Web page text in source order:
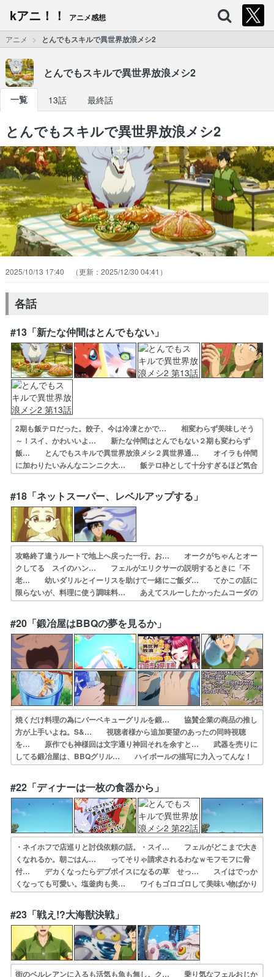
kアニ！！ アニメ感想
アニメ とんでもスキルで異世界放浪メシ2
とんでもスキルで異世界放浪メシ2
一覧 13話 最終話
とんでもスキルで異世界放浪メシ2
2025/10/13 17:40 2025/12/30 04:41
各話
#13「新たな仲間はとんでもない」
2期も飯テロだった。餃子、今は冷凍とかで… 相変わらず美味しそう
～！スイ、かわいいよ… 新たな仲間はとんでもない２期も変わらず
飯… とんでもスキルで異世界放浪メシ２異世界通… オイラも仲間
に加わりたいみんなニンニク大… 飯テロ枠として十分すぎるほど気合
いの入っ… 待ってました、放浪メシ続編新しい獣魔「ド… 新たな
仲間はとんでもない可愛いドラちゃん… このアニメも待ってたアニメ
楽しみで仕方が… 話は何となく覚えてる。早くも新しいお供が…
#18「ネットスーパー、レベルアップする」
攻略終了違うルートで地上へ戻った一行。お… オークがちゃんとオー
クしてる スイのハン… フェルがエリクサーの説明するときに「不
老… 幼いダリルとイーリスを助けて一緒にご飯ダ… てかこの話に
限らないが、料理に使う調味料… あえてスルーしたかったムコーダの
「ブラッ… あまりの甘美味さにスイちゃん跳んだーー！… 「あ
あ、もう大丈夫だよ」ってムコーダが言… 「その話なんだけど実
は…。「「お兄さん」… フェルの背中に乗ってドランの街まで帰る
シ…
#20「鍛冶屋はBBQの夢を見るか」
焼くだけ料理の為にバーベキューグリルを鍛… 協賛企業の商品の推し
方が上手いよね。S&… 視聴者様から追加要望のあったの同時視聴
を… 原作でも神様回は文字通り神回それを余すと… 武器を売りに
してる鍛冶屋は、BBQグリル… ハイボールの描写に力入ってんな！
ちゃんと… とりあえずアグニ様と呑みたい。銀貨六枚割… たまに
は手抜きで焼くだけのバーベキューに… あそれレベル上げっ！神様た
ちオモロ好き。… 毎日食事作るの、本当に大変だよね。からの…
#22「ディナーは一枚の食器から」
・ネイホフで店巡りと討伐依頼の話。・スイ… フェルがどこまで大き
くなれるか。朝ごはん… ってそりゃ請求されるわなｗモフモフに骨
付… デカくなったらデブボイスになるの草 せっ… スイはでっか
くなっても可愛い。塩釜肉も美… ワイもゴロゴロして美味い物ばかり
食べたい… スイが可愛かったし飯も美味そうだったが、… 塩釜焼
きですごい凝ってるね。えらいサクサ… スキルアップして巨大化でき
るようになった… ムコーダさんやっぱり喋りながらご飯作って…
#23「戦え!?大海獣決戦」
街のベルレアンに入るも活気も魚も無し。ク… 乗り気なフェルおじか